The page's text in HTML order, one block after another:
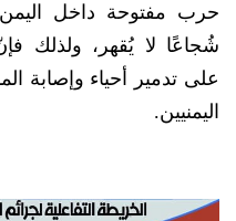
حرب مفتوحة داخل
شُجاعًا لا يُقهر، ولذلك
على تدمير أحياء وإصابة
اليمنيين.